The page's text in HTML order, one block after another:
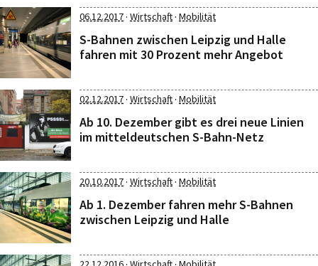
06.12.2017· Wirtschaft· Mobilität
S-Bahnen zwischen Leipzig und Halle
fahren mit 30 Prozent mehr Angebot
02.12.2017· Wirtschaft· Mobilität
Ab 10. Dezember gibt es drei neue Linien
im mitteldeutschen S-Bahn-Netz
20.10.2017· Wirtschaft· Mobilität
Ab 1. Dezember fahren mehr S-Bahnen
zwischen Leipzig und Halle